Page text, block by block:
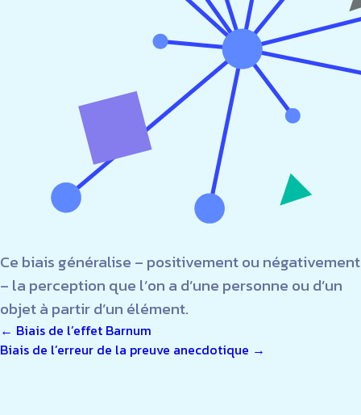
Ce biais généralise – positivement ou négativement
– la perception que l’on a d’une personne ou d’un
objet à partir d’un élément.
NAVIGATION
← Biais de l’effet Barnum
Biais de l’erreur de la preuve anecdotique →